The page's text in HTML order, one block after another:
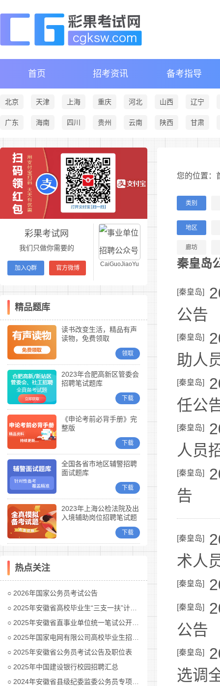
首页 招考资讯 备考指导
北京 天津 上海 重庆 河北 山西 辽宁
广东 海南 四川 贵州 云南 陕西 甘肃
彩果考试网
我们只做你需要的
加入Q群 官方微博
CaiGuoJiaoYu
精品题库
读书改变生活，精品有声
读物，免费领取
领取
2023年合肥高新区管委会
招聘笔试题库
下载
《申论考前必背手册》完
整版
下载
全国各省市地区辅警招聘
面试题库
下载
2023年上海公检法院及出
入境辅助岗位招聘笔试题
下载
热点关注
2026年国家公务员考试公告
2025年安徽省高校毕业生“三支一扶”计划招募公告
2025年安徽省直事业单位统一笔试公开招聘工作人员公告
2025年国家电网有限公司高校毕业生招聘公告(第二批)汇总
2025年安徽省公务员考试公告及职位表
2025年中国建设银行校园招聘汇总
2024年安徽省县级纪委监委公务员专项招考公告及职位表汇总
您的位置：
类别
地区
廊坊
秦皇岛
[秦皇岛]
公告
[秦皇岛]
助人
[秦皇岛]
任公
[秦皇岛]
人员
[秦皇岛]
告
[秦皇岛]
术人
[秦皇岛]
[秦皇岛]
公告
[秦皇岛]
选调